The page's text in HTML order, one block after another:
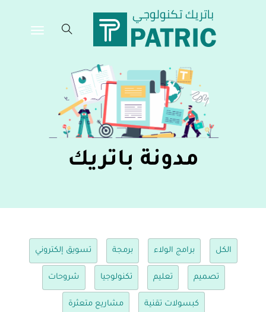
مدونة باتريك
الكل برامج الولاء برمجة تسويق إلكتروني
تصميم تعليم تكنولوجيا شروحات
كبسولات تقنية مشاريع متعثرة